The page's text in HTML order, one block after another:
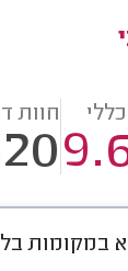
כללי חוות
במקומות
דעת